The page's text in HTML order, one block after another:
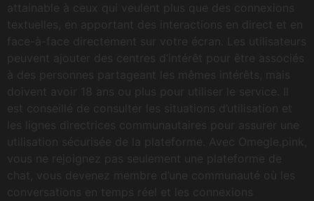
attainable à ceux qui veulent plus que des connexions
textuelles, en apportant des interactions en direct et en
face-à-face directement sur votre écran. Les utilisateurs
peuvent ajouter des centres d’intérêt pour être associés
à des personnes partageant les mêmes intérêts, mais
doivent avoir 18 ans ou plus pour utiliser le service. Il
est conseillé de consulter les situations d’utilisation et
les lignes directrices communautaires pour assurer une
utilisation sécurisée de la plateforme. Avec Omegle.pink,
vous ne rejoignez pas seulement une plateforme de
chat, vous devenez membre d’une communauté où les
conversations en temps réel et les connexions